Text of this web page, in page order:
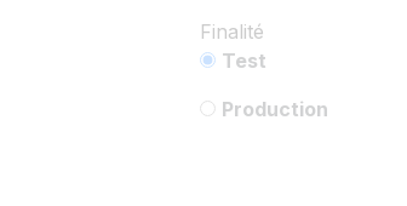
Finalité
Test
Production